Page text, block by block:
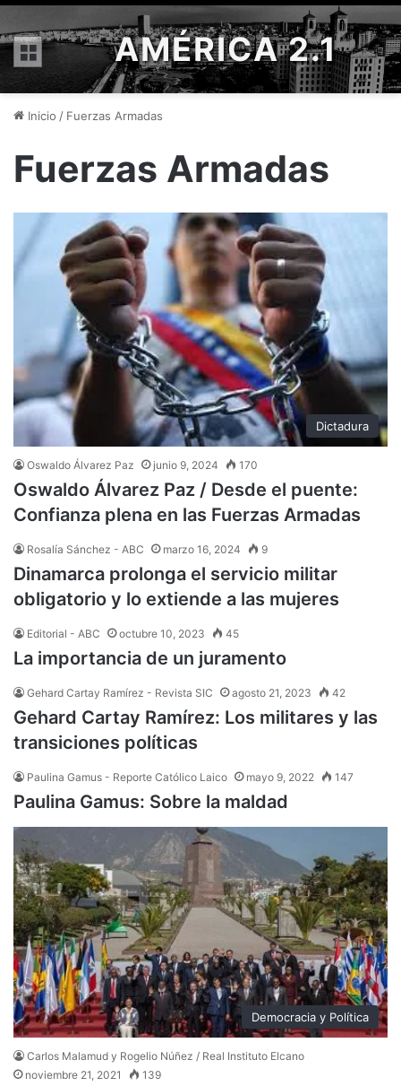
Menú AMÉRICA 2.1
Inicio / Fuerzas Armadas
Fuerzas Armadas
Dictadura
Oswaldo Álvarez Paz junio 9, 2024 170
Oswaldo Álvarez Paz / Desde el puente:
Confianza plena en las Fuerzas Armadas
Rosalía Sánchez - ABC marzo 16, 2024 9
Dinamarca prolonga el servicio militar
obligatorio y lo extiende a las mujeres
Editorial - ABC octubre 10, 2023 45
La importancia de un juramento
Gehard Cartay Ramírez - Revista SIC agosto 21, 2023 42
Gehard Cartay Ramírez: Los militares y las
transiciones políticas
Paulina Gamus - Reporte Católico Laico mayo 9, 2022 147
Paulina Gamus: Sobre la maldad
Democracia y Política
Carlos Malamud y Rogelio Núñez / Real Instituto Elcano
noviembre 21, 2021
139